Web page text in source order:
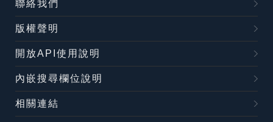
聯絡我們
版權聲明
開放API使用說明
內嵌搜尋欄位說明
相關連結